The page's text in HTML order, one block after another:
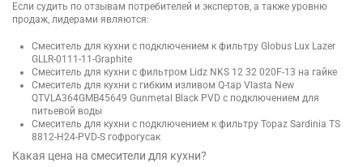
Если судить по отзывам потребителей и экспертов, а также уровню
продаж, лидерами являются:
Смеситель для кухни с подключением к фильтру Globus Lux Lazer
GLLR-0111-11-Graphite
Смеситель для кухни с фильтром Lidz NKS 12 32 020F-13 на гайке
Смеситель для кухни с гибким изливом Q-tap Vlasta New
QTVLA364GMB45649 Gunmetal Black PVD с подключением для
питьевой воды
Смеситель для кухни с подключением к фильтру Topaz Sardinia TS
8812-H24-PVD-S гофрогусак
Какая цена на смесители для кухни?